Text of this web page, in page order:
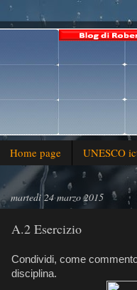
Home page UNESCO
martedì 24 marzo 2015
A.2 Esercizio
Condividi, come
disciplina.